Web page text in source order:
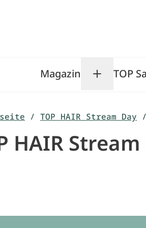
Magazin Toggle
TOP
/ TOP HAIR Stream Day /
HAIR